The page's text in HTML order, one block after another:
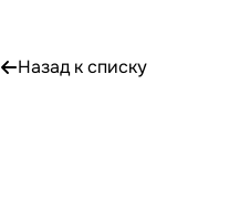
Назад к списку